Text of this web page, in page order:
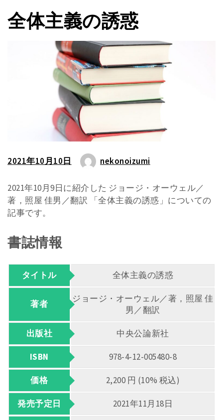
全体主義の誘惑
2021年10月10日 nekonoizumi
2021年10月9日に紹介した ジョージ・オーウェル／
著，照屋 佳男／翻訳 「全体主義の誘惑」についての
記事です。
書誌情報
タイトル 全体主義の誘惑
著者
ジョージ・オーウェル／著，照屋 佳
男／翻訳
出版社 中央公論新社
ISBN 978-4-12-005480-8
価格 2,200 円 (10% 税込)
発売予定日 2021年11月18日